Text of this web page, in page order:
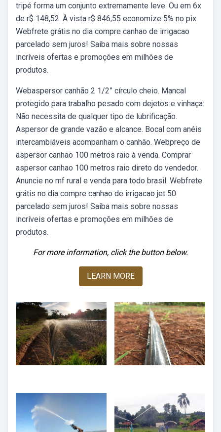
tripé forma um conjunto extremamente leve. Ou em 6x
de r$ 148,52. À vista r$ 846,55 economize 5% no pix.
Webfrete grátis no dia compre canhao de irrigacao
parcelado sem juros! Saiba mais sobre nossas
incríveis ofertas e promoções em milhões de
produtos.
Webaspersor canhão 2 1/2” círculo cheio. Mancal
protegido para trabalho pesado com dejetos e vinhaça:
Não necessita de qualquer tipo de lubrificação.
Aspersor de grande vazão e alcance. Bocal com anéis
intercambiáveis acompanham o canhão. Webpreço de
aspersor canhao 100 metros raio à venda. Comprar
aspersor canhao 100 metros raio direto do vendedor.
Anuncie no mf rural e venda para todo brasil. Webfrete
grátis no dia compre canhao de irrigacao jet 50
parcelado sem juros! Saiba mais sobre nossas
incríveis ofertas e promoções em milhões de
produtos.
For more information, click the button below.
LEARN MORE